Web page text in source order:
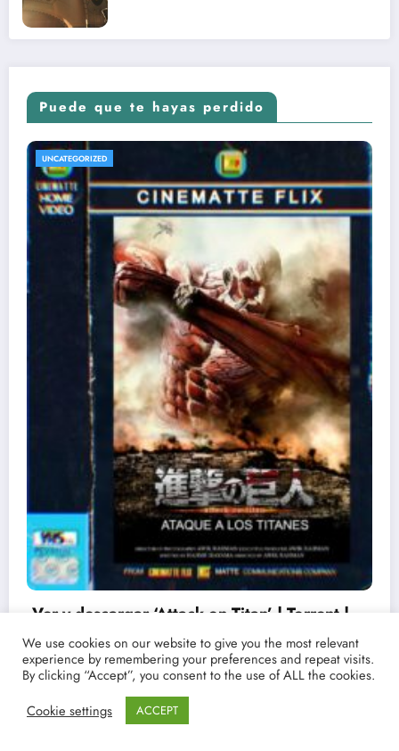
Puede que te hayas perdido
UNCATEGORIZED
Ver y descargar ‘Attack on Titan’ | Torrent |
4x | La Nueva Mikasa
19/03/2021 lucenpop
We use cookies on our website to give you the most relevant
experience by remembering your preferences and repeat visits.
By clicking “Accept”, you consent to the use of ALL the cookies.
Cookie settings
ACCEPT